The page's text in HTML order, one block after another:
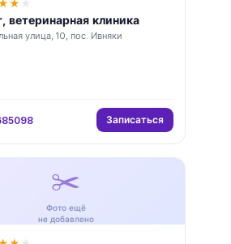
★ ★
ветеринарная клиника
улица, 10, пос. Ивняки
Записаться
✂️
Фото ещё
не добавлено